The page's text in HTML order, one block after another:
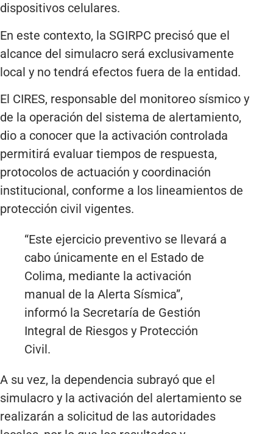
dispositivos celulares.
En este contexto, la SGIRPC precisó que el
alcance del simulacro será exclusivamente
local y no tendrá efectos fuera de la entidad.
El CIRES, responsable del monitoreo sísmico y
de la operación del sistema de alertamiento,
dio a conocer que la activación controlada
permitirá evaluar tiempos de respuesta,
protocolos de actuación y coordinación
institucional, conforme a los lineamientos de
protección civil vigentes.
“Este ejercicio preventivo se llevará a
cabo únicamente en el Estado de
Colima, mediante la activación
manual de la Alerta Sísmica”,
informó la Secretaría de Gestión
Integral de Riesgos y Protección
Civil.
A su vez, la dependencia subrayó que el
simulacro y la activación del alertamiento se
realizarán a solicitud de las autoridades